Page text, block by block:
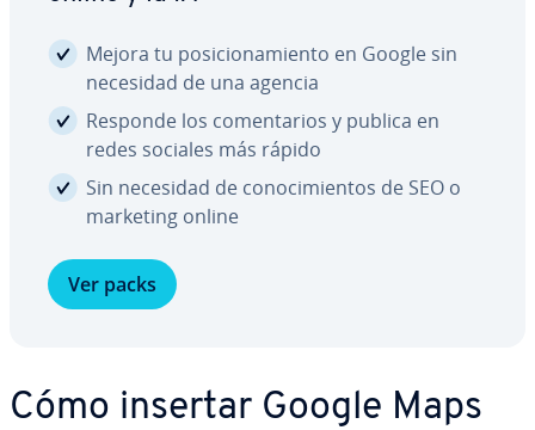
Mejora tu po­si­cio­na­mie­n­to en Google sin
necesidad de una agencia
Responde los co­me­n­ta­rios y publica en
redes sociales más rápido
Sin necesidad de co­no­ci­mie­n­tos de SEO o
marketing online
Ver packs
Cómo insertar Google Maps